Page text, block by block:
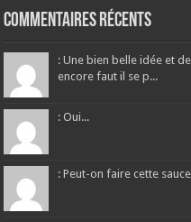
Commentaires récents
: Une bien belle idée et
encore faut il se p...
: Oui...
: Peut-on faire cette